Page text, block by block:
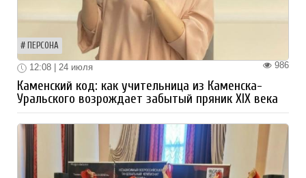
ПЕРСОНА
986
12:08 | 24 июля
Каменский код: как учительница из Каменска-
Уральского возрождает забытый пряник XIX века